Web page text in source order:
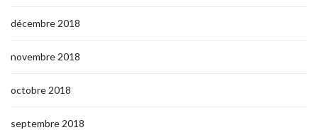
décembre 2018
novembre 2018
octobre 2018
septembre 2018